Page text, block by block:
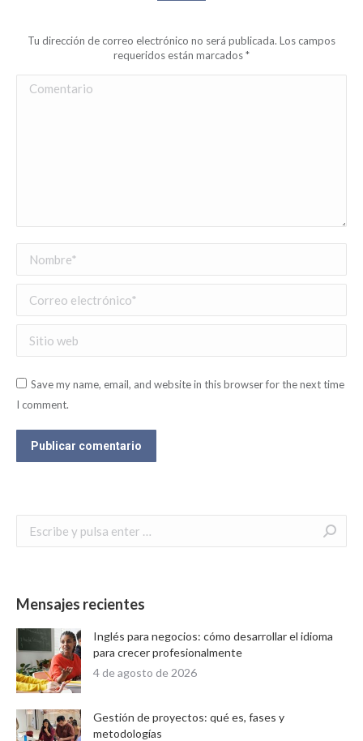
Tu dirección de correo electrónico no será publicada. Los campos
requeridos están marcados*
Comentario
Nombre *
Correo electrónico *
Sitio web
Save my name, email, and website in this browser for the next time
I comment.
Publicar comentario
Mensajes recientes
Inglés para negocios: cómo desarrollar el idioma
para crecer profesionalmente
4 de agosto de 2026
Gestión de proyectos: qué es, fases y
metodologías